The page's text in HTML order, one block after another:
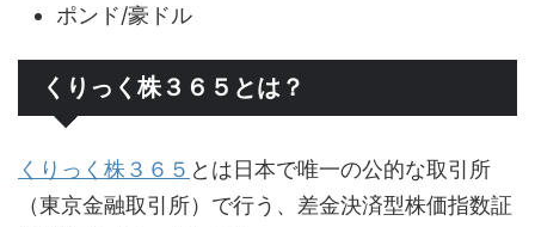
ポンド/豪ドル
くりっく株３６５とは？
くりっく株３６５ とは日本で唯一の公的な取引所
（東京金融取引所）で行う、差金決済型株価指数証